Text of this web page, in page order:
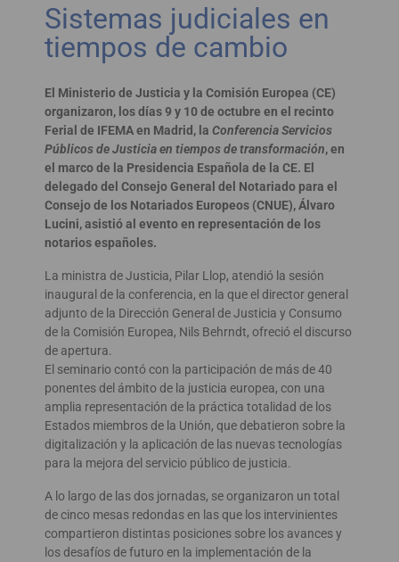
Sistemas judiciales en
tiempos de cambio
El Ministerio de Justicia y la Comisión Europea (CE)
organizaron, los días 9 y 10 de octubre en el recinto
Ferial de IFEMA en Madrid, la Conferencia Servicios
Públicos de Justicia en tiempos de transformación, en
el marco de la Presidencia Española de la CE. El
delegado del Consejo General del Notariado para el
Consejo de los Notariados Europeos (CNUE), Álvaro
Lucini, asistió al evento en representación de los
notarios españoles.
La ministra de Justicia, Pilar Llop, atendió la sesión
inaugural de la conferencia, en la que el director general
adjunto de la Dirección General de Justicia y Consumo
de la Comisión Europea, Nils Behrndt, ofreció el discurso
de apertura.
El seminario contó con la participación de más de 40
ponentes del ámbito de la justicia europea, con una
amplia representación de la práctica totalidad de los
Estados miembros de la Unión, que debatieron sobre la
digitalización y la aplicación de las nuevas tecnologías
para la mejora del servicio público de justicia.
A lo largo de las dos jornadas, se organizaron un total
de cinco mesas redondas en las que los intervinientes
compartieron distintas posiciones sobre los avances y
los desafíos de futuro en la implementación de la